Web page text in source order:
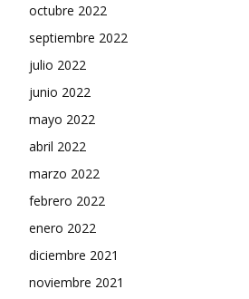
octubre 2022
septiembre 2022
julio 2022
junio 2022
mayo 2022
abril 2022
marzo 2022
febrero 2022
enero 2022
diciembre 2021
noviembre 2021